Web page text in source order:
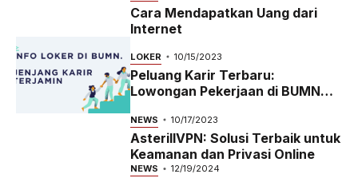
Cara Mendapatkan Uang dari
Internet
LOKER 10/15/2023
Peluang Karir Terbaru:
Lowongan Pekerjaan di BUMN
NEWS 10/17/2023
AsterillVPN: Solusi Terbaik untuk
Keamanan dan Privasi Online
NEWS 12/19/2024